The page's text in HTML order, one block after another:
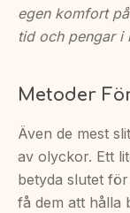
egen komfort
tid och pengar i
Metoder
Även de mest
av olyckor. Ett
betyda slutet
få dem att hålla